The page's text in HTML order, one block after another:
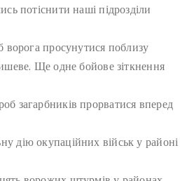
потіснити наші підрозділи
ворога просунутися поблизу
Ще одне бойове зіткнення
загарбників прорватися вперед
дію окупаційних військ у районі